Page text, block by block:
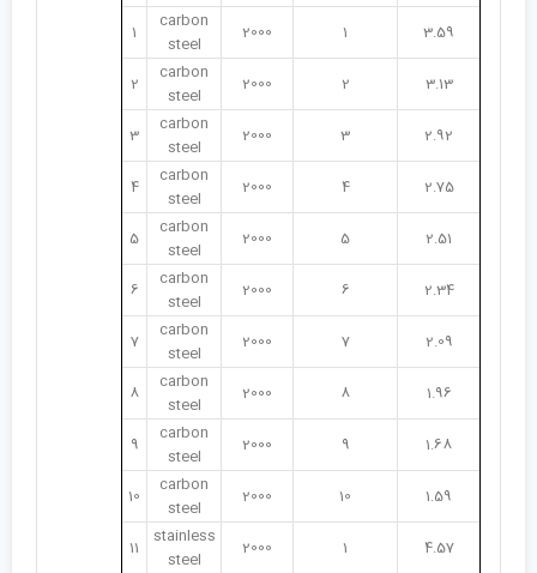
3.59
1
2000
carbon
steel
1
3.13
2
2000
carbon
steel
2
2.92
3
2000
carbon
steel
3
2.75
4
2000
carbon
steel
4
2.51
5
2000
carbon
steel
5
2.34
6
2000
carbon
steel
6
2.09
7
2000
carbon
steel
7
1.96
8
2000
carbon
steel
8
1.68
9
2000
carbon
steel
9
1.59
10
2000
carbon
steel
10
4.57
1
2000
stainless
steel
11